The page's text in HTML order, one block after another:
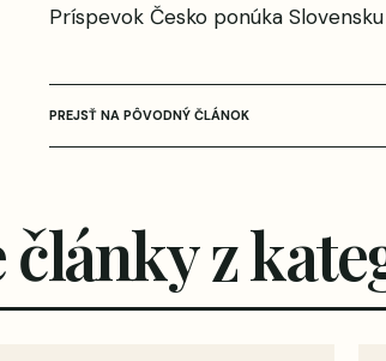
Príspevok Česko ponúka
PREJSŤ NA PÔVODNÝ ČLÁNOK
články z